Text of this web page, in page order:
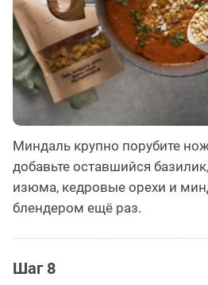
Миндаль крупно порубите
добавьте оставшийся
изюма, кедровые орехи и
блендером ещё раз.
Шаг 8